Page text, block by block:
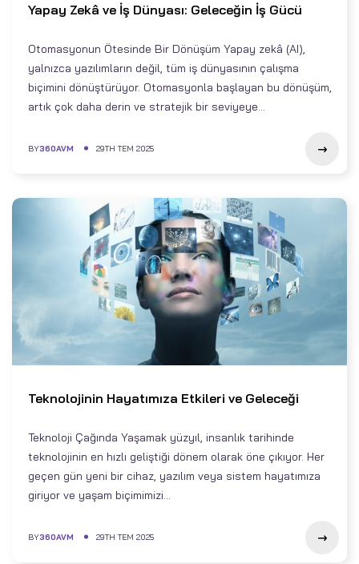
Yapay Zekâ ve İş Dünyası: Geleceğin İş Gücü
Otomasyonun Ötesinde Bir Dönüşüm Yapay zekâ (AI),
yalnızca yazılımların değil, tüm iş dünyasının çalışma
biçimini dönüştürüyor. Otomasyonla başlayan bu dönüşüm,
artık çok daha derin ve stratejik bir seviyeye...
BY360AVM 29TH TEM 2025
Teknolojinin Hayatımıza Etkileri ve Geleceği
Teknoloji Çağında Yaşamak yüzyıl, insanlık tarihinde
teknolojinin en hızlı geliştiği dönem olarak öne çıkıyor. Her
geçen gün yeni bir cihaz, yazılım veya sistem hayatımıza
giriyor ve yaşam biçimimizi...
BY360AVM 29TH TEM 2025